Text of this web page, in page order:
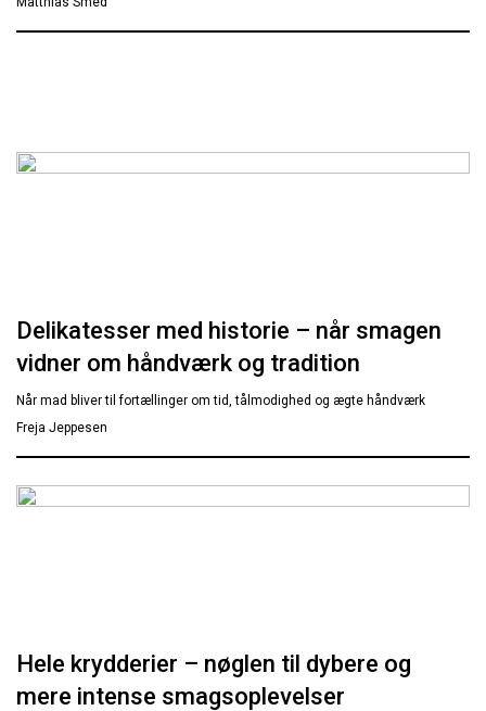
Delikatesser med historie – når smagen
vidner om håndværk og tradition
Når mad bliver til fortællinger om tid, tålmodighed og ægte håndværk
Freja Jeppesen
Hele krydderier – nøglen til dybere og
mere intense smagsoplevelser